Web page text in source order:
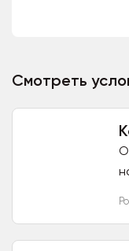
Смотреть